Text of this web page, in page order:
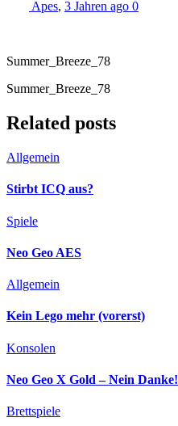
Apes, 3 Jahren ago 0
Summer_Breeze_78
Summer_Breeze_78
Related posts
Allgemein
Stirbt ICQ aus?
Spiele
Neo Geo AES
Allgemein
Kein Lego mehr (vorerst)
Konsolen
Neo Geo X Gold – Nein Danke!
Brettspiele